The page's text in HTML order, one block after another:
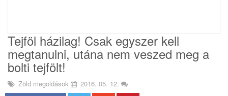
Tejföl házilag! Csak egyszer kell
megtanulni, utána nem veszed meg a
bolti tejfölt!
Zöld megoldások 2016. 05. 12.